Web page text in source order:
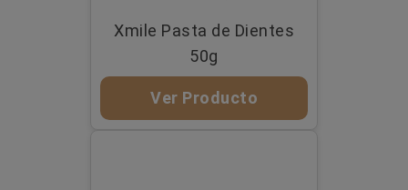
Xmile Pasta de Dientes
50g
Ver Producto